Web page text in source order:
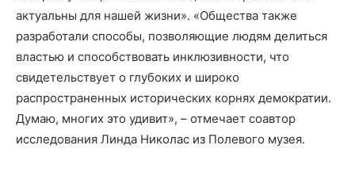
актуальны для нашей жизни». «Общества также
разработали способы, позволяющие людям делиться
властью и способствовать инклюзивности, что
свидетельствует о глубоких и широко
распространенных исторических корнях демократии.
Думаю, многих это удивит», – отмечает соавтор
исследования Линда Николас из Полевого музея.